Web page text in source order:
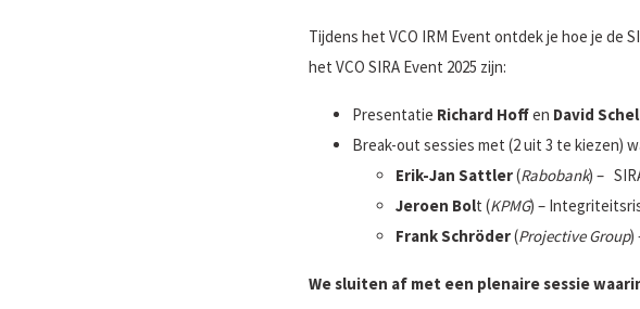
Tijdens het VCO IRM Event ontdek je hoe je de
het VCO SIRA Event 2025 zijn:
Presentatie Richard Hoffen David
Break-out sessies met (2 uit 3 te kiezen)
Erik-Jan Sattler(Rabobank) –
Jeroen Bolt (KPMG) –
Frank Schröder(Projective Group)
We sluiten af met een plenaire sessie